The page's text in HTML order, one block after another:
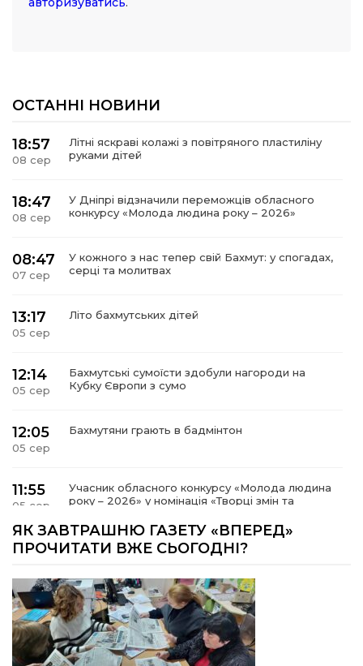
ОСТАННІ НОВИНИ
18:57
08 сер
Літні яскраві колажі з повітряного пластиліну
руками дітей
18:47
08 сер
У Дніпрі відзначили переможців обласного
конкурсу «Молода людина року – 2026»
08:47
07 сер
У кожного з нас тепер свій Бахмут: у спогадах,
серці та молитвах
13:17
05 сер
Літо бахмутських дітей
12:14
05 сер
Бахмутські сумоїсти здобули нагороди на
Кубку Європи з сумо
12:05
05 сер
Бахмутяни грають в бадмінтон
11:55
05 сер
Учасник обласного конкурсу «Молода людина
року – 2026» у номінація «Творці змін та
15:18
Мобільні клініки надали медичну допомогу 4
09:27
03 сер
ВПО можуть не платити за частину
комунальних послуг: про що йдеться
ЯК ЗАВТРАШНЮ ГАЗЕТУ «ВПЕРЕД»
ПРОЧИТАТИ ВЖЕ СЬОГОДНІ?